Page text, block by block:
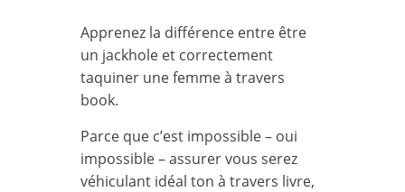
Apprenez la différence entre être
un jackhole et correctement
taquiner une femme à travers
book.
Parce que c’est impossible – oui
impossible – assurer vous serez
véhiculant idéal ton à travers livre,